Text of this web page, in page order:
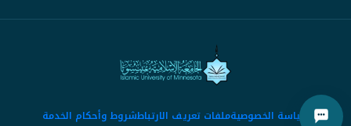
سياسة الخصوصيةملفات تعريف الارتباطشروط وأحكام الخدمة